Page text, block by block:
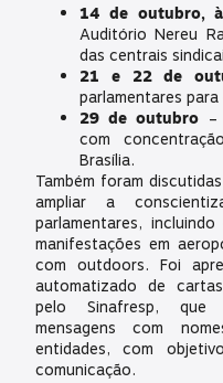
14 de outubro,
Auditório Nereu
das centrais
21 e 22 de
parlamentares
29 de outubro –
com
Brasília.
Também foram
ampliar a
parlamentares,
manifestações em
com outdoors. Foi
automatizado de
pelo Sinafresp, que
mensagens com
entidades, com
comunicação.